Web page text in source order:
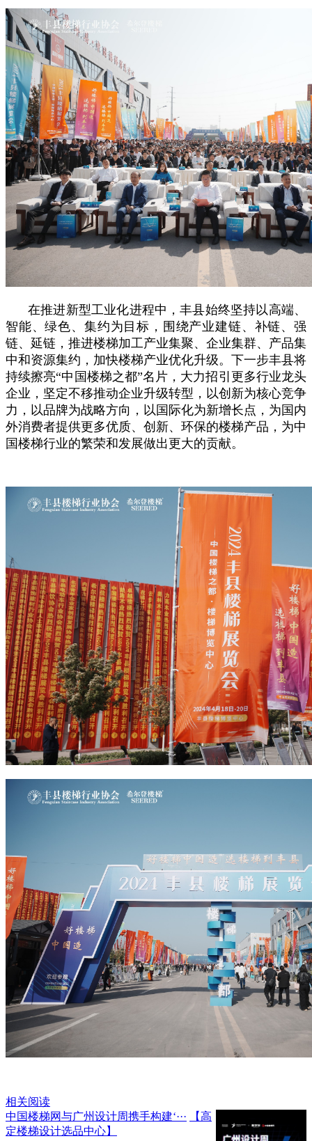
在推进新型工业化进程中，丰县始终坚持以高端、
智能、绿色、集约为目标，围绕产业建链、补链、强
链、延链，推进楼梯加工产业集聚、企业集群、产品集
中和资源集约，加快楼梯产业优化升级。下一步丰县将
持续擦亮“中国楼梯之都”名片，大力招引更多行业龙头
企业，坚定不移推动企业升级转型，以创新为核心竞争
力，以品牌为战略方向，以国际化为新增长点，为国内
外消费者提供更多优质、创新、环保的楼梯产品，为中
国楼梯行业的繁荣和发展做出更大的贡献。
相关阅读
中国楼梯网与广州设计周携手构建‘···
【高
定楼梯设计选品中心】